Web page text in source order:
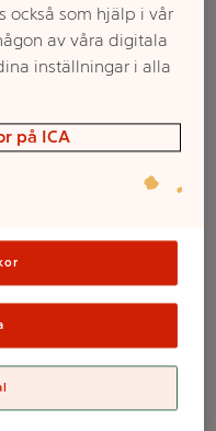
Lucia
ICA
också som hjälp i vår
av våra digitala
inställningar i alla
på ICA